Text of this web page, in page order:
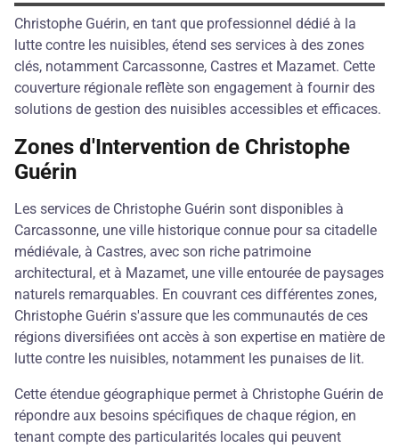
Christophe Guérin, en tant que professionnel dédié à la
lutte contre les nuisibles, étend ses services à des zones
clés, notamment Carcassonne, Castres et Mazamet. Cette
couverture régionale reflète son engagement à fournir des
solutions de gestion des nuisibles accessibles et efficaces.
Zones d'Intervention de Christophe
Guérin
Les services de Christophe Guérin sont disponibles à
Carcassonne, une ville historique connue pour sa citadelle
médiévale, à Castres, avec son riche patrimoine
architectural, et à Mazamet, une ville entourée de paysages
naturels remarquables. En couvrant ces différentes zones,
Christophe Guérin s'assure que les communautés de ces
régions diversifiées ont accès à son expertise en matière de
lutte contre les nuisibles, notamment les punaises de lit.
Cette étendue géographique permet à Christophe Guérin de
répondre aux besoins spécifiques de chaque région, en
tenant compte des particularités locales qui peuvent